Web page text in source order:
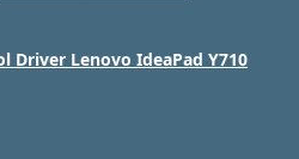
Driver Lenovo IdeaPad Y710